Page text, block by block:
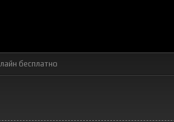
бесплатно